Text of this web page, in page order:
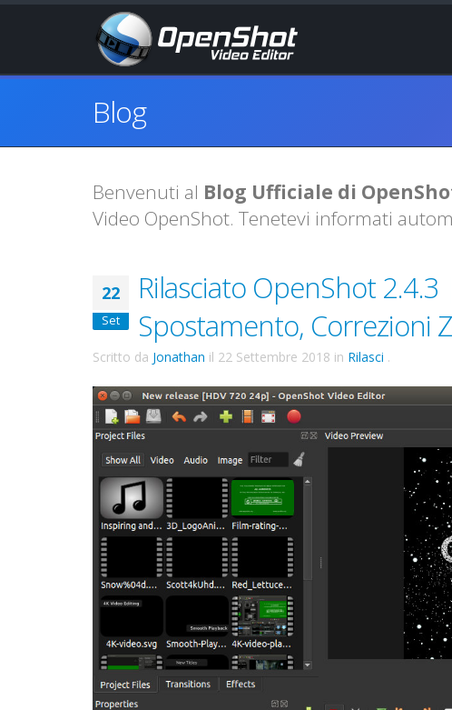
Blog
Benvenuti al Blog Ufficiale di
Video OpenShot. Tenetevi informati
22
Set
Rilasciato OpenShot
Spostamento, Correzioni
Scritto da Jonathan il 22 Settembre 2018 in Rilasci .